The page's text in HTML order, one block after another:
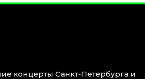
концерты Санкт-Петербурга и